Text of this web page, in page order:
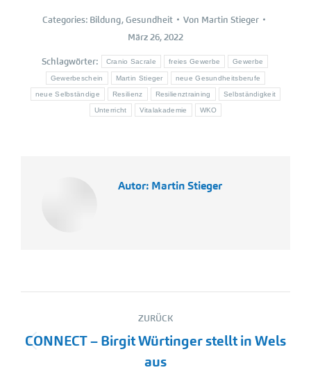
Categories: Bildung,Gesundheit Von Martin Stieger
März 26, 2022
Schlagwörter: Cranio Sacrale freies Gewerbe Gewerbe
Gewerbeschein Martin Stieger neue Gesundheitsberufe
neue Selbständige Resilienz Resilienztraining Selbständigkeit
Unterricht Vitalakademie WKO
Autor: Martin Stieger
Kommentarnavigation
ZURÜCK
Vorheriger
Beitrag:
CONNECT – Birgit Würtinger stellt in Wels
aus